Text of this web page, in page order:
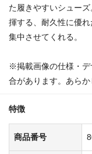
た履きやすいシュー
揮する、耐久性に優
集中させてくれる。
※掲載画像の仕様・デ
合があります。あらか
特徴
商品番号